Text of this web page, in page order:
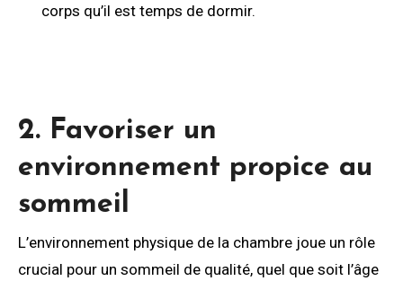
corps qu’il est temps de dormir.
2. Favoriser un
environnement propice au
sommeil
L’environnement physique de la chambre joue un rôle
crucial pour un sommeil de qualité, quel que soit l’âge